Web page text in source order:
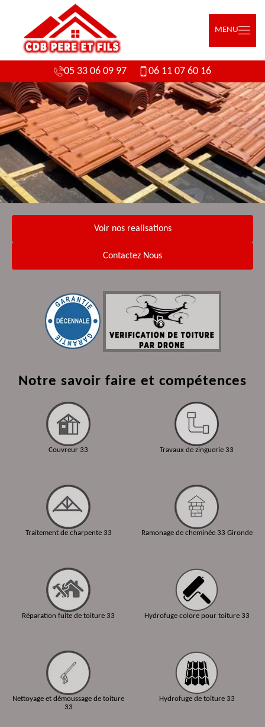
MENU
05 33 06 09 97 06 11 07 60 16
Voir nos realisations
Contactez Nous
Notre savoir faire et compétences
Couvreur 33
Traitement de charpente 33
Réparation fuite de toiture 33
Nettoyage et démoussage de toiture
33
Travaux de zinguerie 33
Ramonage de cheminée 33 Gironde
Hydrofuge colore pour toiture 33
Hydrofuge de toiture 33